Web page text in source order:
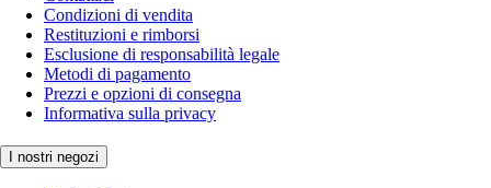
Condizioni di vendita
Restituzioni e rimborsi
Esclusione di responsabilità legale
Metodi di pagamento
Prezzi e opzioni di consegna
Informativa sulla privacy
I nostri negozi